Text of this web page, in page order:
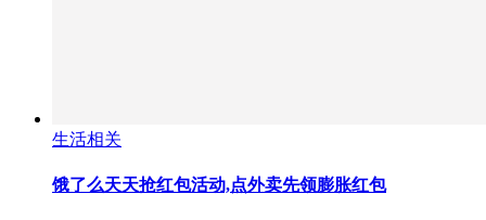
生活相关
饿了么天天抢红包活动,点外卖先领膨胀红包